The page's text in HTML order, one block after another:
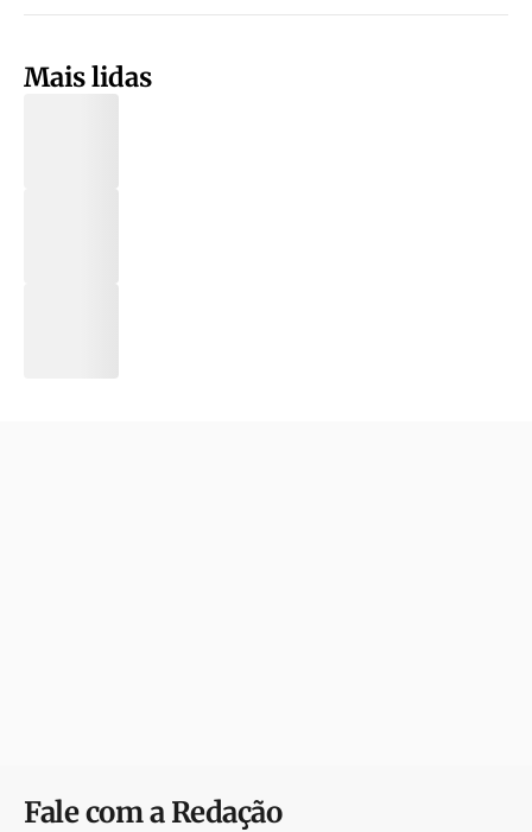
Mais lidas
Fale com a Redação